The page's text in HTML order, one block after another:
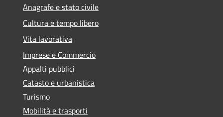
Anagrafe e stato civile
Cultura e tempo libero
Vita lavorativa
Imprese e Commercio
Appalti pubblici
Catasto e urbanistica
Turismo
Mobilità e trasporti